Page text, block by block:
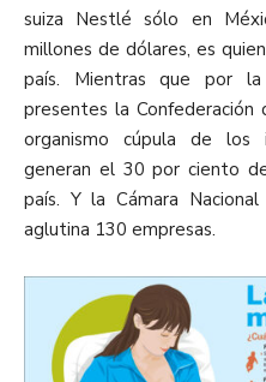
suiza Nestlé sólo en
millones de dólares, es
país. Mientras que por la
presentes la Confederación
organismo cúpula de los
generan el 30 por ciento
país. Y la Cámara
aglutina 130 empresas.